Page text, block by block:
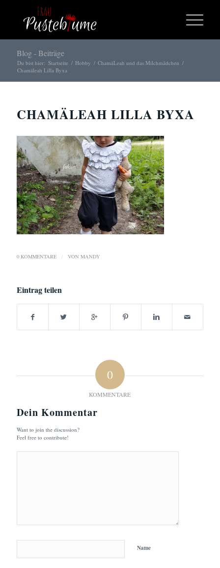
Blog - Beiträge
Du bist hier: Startseite / Hobby / ChamäLeah und das Milchmädchen /
Chamäleah Lilla Byxa
CHAMÄLEAH LILLA BYXA
0 KOMMENTARE / VON MANDY
Eintrag teilen
0
KOMMENTARE
Dein Kommentar
Want to join the discussion?
Feel free to contribute!
Name